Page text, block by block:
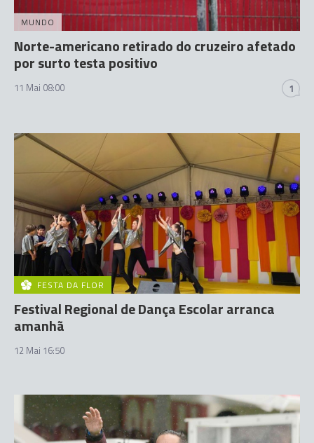
MUNDO
Norte-americano retirado do cruzeiro afetado
por surto testa positivo
11 Mai 08:00 1
FESTA DA FLOR
Festival Regional de Dança Escolar arranca
amanhã
12 Mai 16:50